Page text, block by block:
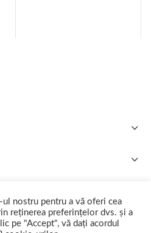
marketing.ro. Împreună ajungem departe.
nostru pentru a vă oferi cea
reținerea preferințelor dvs. și a
pe "Accept", vă dați acordul